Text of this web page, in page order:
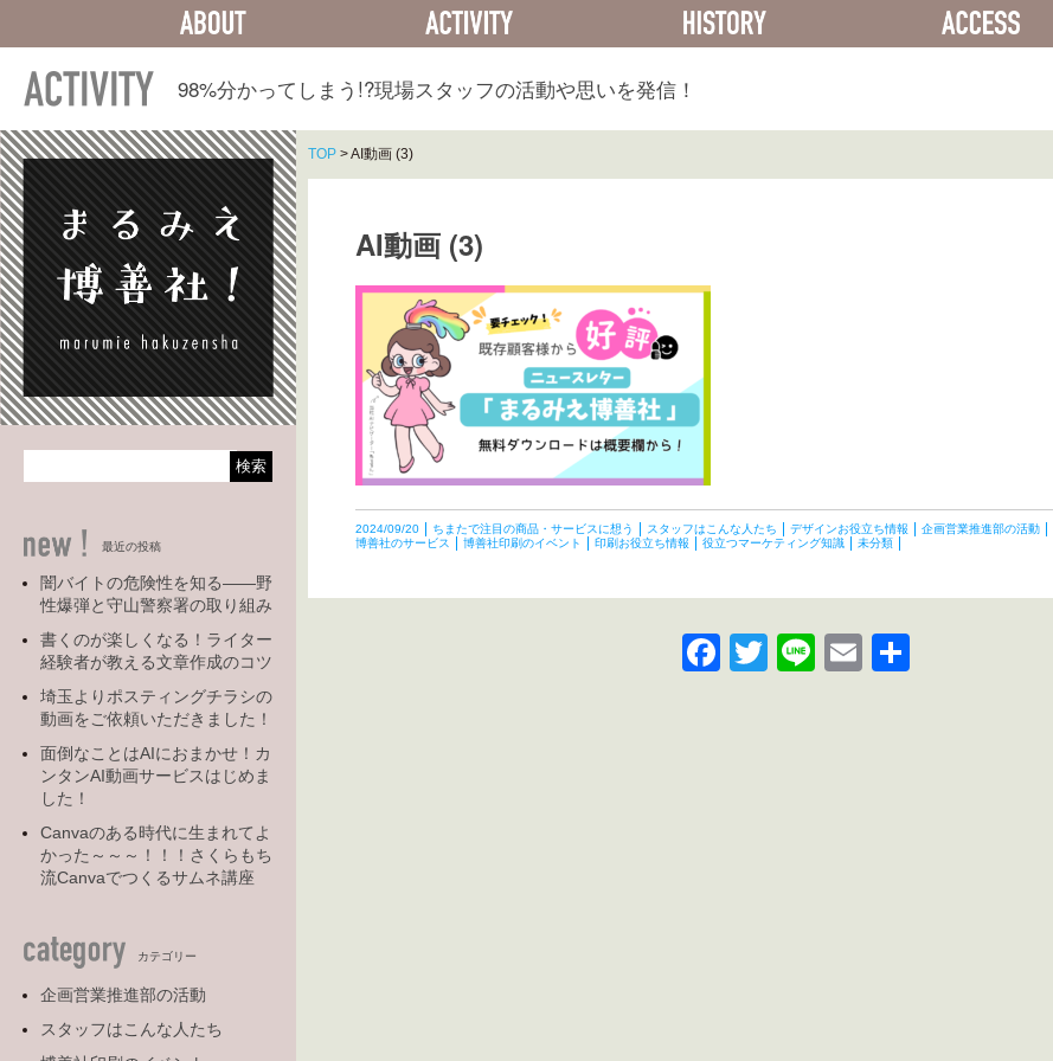
ACTIVITY
98%分かってしまう!?現場スタッフの活動や思いを発信！
最近の投稿
闇バイトの危険性を知る――野
性爆弾と守山警察署の取り組み
書くのが楽しくなる！ライター
経験者が教える文章作成のコツ
埼玉よりポスティングチラシの
動画をご依頼いただきました！
面倒なことはAIにおまかせ！カ
ンタンAI動画サービスはじめま
した！
Canvaのある時代に生まれてよ
かった～～～！！！さくらもち
流Canvaでつくるサムネ講座
カテゴリー
企画営業推進部の活動
スタッフはこんな人たち
TOP >AI動画 (3)
AI動画 (3)
2024/09/20 ちまたで注目の商品・サービスに想う スタッフはこんな人たち デザインお役立ち情報
企画営業推進部の活動
博善社のサービス
博善社印刷のイベント 印刷お役立ち情報 役立つマーケティング知識 未分類
Facebook
TwitterLineEmail